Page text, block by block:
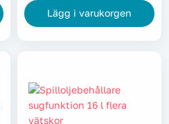
Lägg i varukorgen